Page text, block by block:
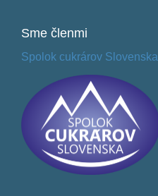
Sme členmi
Spolok cukrárov Slovenska